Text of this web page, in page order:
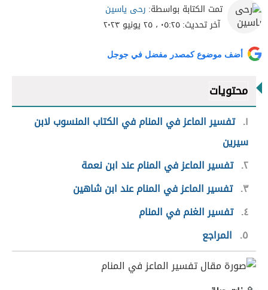
تمت الكتابة بواسطة: رحى ياسين
آخر تحديث:٠٥:٢٥ ، ٢٥ يونيو ٢٠٢٣
أضف موضوع كمصدر مفضل في جوجل
محتويات
١ تفسير الماعز في المنام في الكتاب المنسوب لابن
سيرين
٢ تفسير الماعز في المنام عند ابن نعمة
٣ تفسير الماعز في المنام عند ابن شاهين
٤ تفسير الغنم في المنام
٥
المراجع